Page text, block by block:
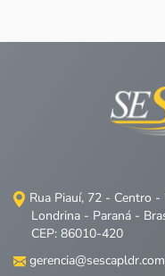
Rua Piauí, 72 - Centro
Londrina - Paraná -
CEP: 86010-420